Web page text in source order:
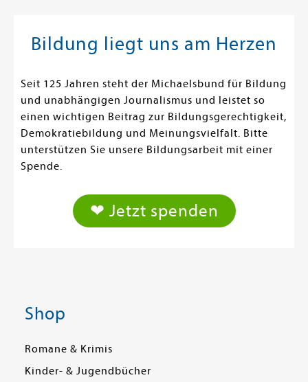
Bildung liegt uns am Herzen
Seit 125 Jahren steht der Michaelsbund für Bildung
und unabhängigen Journalismus und leistet so
einen wichtigen Beitrag zur Bildungsgerechtigkeit,
Demokratiebildung und Meinungsvielfalt. Bitte
unterstützen Sie unsere Bildungsarbeit mit einer
Spende.
❤ Jetzt spenden
Shop
Romane & Krimis
Kinder- & Jugendbücher